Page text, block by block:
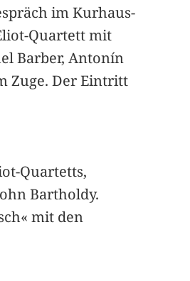
im Kurhaus-
Quartett mit
Barber, Antonín
Zuge. Der Eintritt
Quartetts,
Bartholdy.
mit den